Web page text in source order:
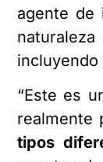
agente de
“Este es
realmente
tipos